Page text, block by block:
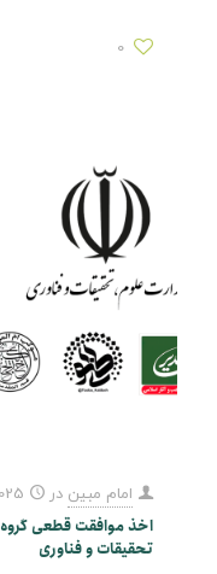
0
امام مبین در 09-23
اخذ موافقت قطعی گروه
تحقیقات و فناوری